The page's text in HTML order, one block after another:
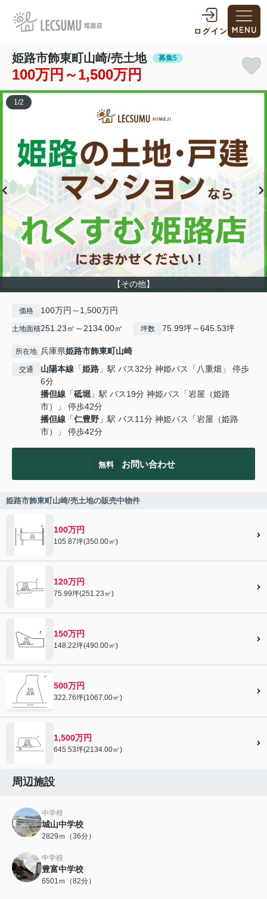
姫路市飾東町山崎/売土地 募集5
100万円～1,500万円
【その他】
1 /2
価格 100万円～1,500万円
土地面積251.23㎡～2134.00㎡ 坪数 75.99坪～645.53坪
所在地 兵庫県姫路市飾東町山崎
交通 山陽本線 「姫路 」駅 バス32分 神姫バス「八重畑」 停歩
6分
播但線 「砥堀 」駅 バス19分 神姫バス「岩屋（姫路
市）」 停歩42分
播但線 「仁豊野 」駅 バス11分 神姫バス「岩屋（姫路
市）」 停歩42分
無料 お問い合わせ
姫路市飾東町山崎/売土地の販売中物件
100万円
105.87坪(350.00㎡)
120万円
75.99坪(251.23㎡)
150万円
148.22坪(490.00㎡)
500万円
322.76坪(1067.00㎡)
1,500万円
645.53坪(2134.00㎡)
周辺施設
中学校
城山中学校
2829ｍ（36分）
中学校
豊富中学校
6501ｍ（82分）